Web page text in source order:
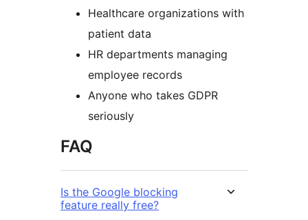
Healthcare organizations with
patient data
HR departments managing
employee records
Anyone who takes GDPR
seriously
FAQ
Is the Google blocking
feature really free?